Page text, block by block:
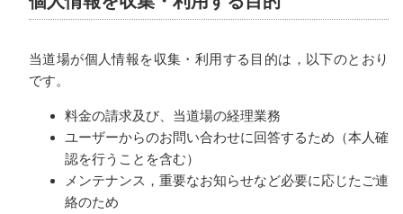
当道場が個人情報を収集・利用する目的は，以下のとおり
です。
料金の請求及び、当道場の経理業務
ユーザーからのお問い合わせに回答するため（本人確
認を行うことを含む）
メンテナンス，重要なお知らせなど必要に応じたご連
絡のため